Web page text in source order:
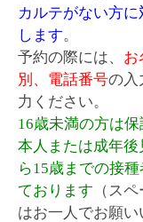
カルテがない方
します。
予約の際には、 お
別、電話番号の入
力ください。
16歳未満の方は
本人または成年
ら15歳までの接
ております （ス
はお一人でお願い